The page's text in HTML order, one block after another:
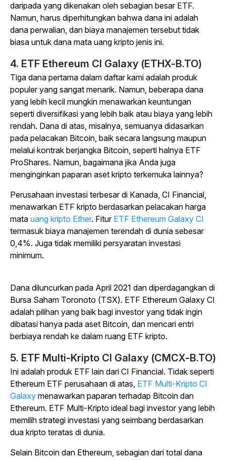
daripada yang dikenakan oleh sebagian besar ETF.
Namun, harus diperhitungkan bahwa dana ini adalah
dana perwalian, dan biaya manajemen tersebut tidak
biasa untuk dana mata uang kripto jenis ini.
4. ETF Ethereum CI Galaxy (ETHX-B.TO)
Tiga dana pertama dalam daftar kami adalah produk
populer yang sangat menarik. Namun, beberapa dana
yang lebih kecil mungkin menawarkan keuntungan
seperti diversifikasi yang lebih baik atau biaya yang lebih
rendah. Dana di atas, misalnya, semuanya didasarkan
pada pelacakan Bitcoin, baik secara langsung maupun
melalui kontrak berjangka Bitcoin, seperti halnya ETF
ProShares. Namun, bagaimana jika Anda juga
menginginkan paparan aset kripto terkemuka lainnya?
Perusahaan investasi terbesar di Kanada, CI Financial,
menawarkan ETF kripto berdasarkan pelacakan harga
mata uang kripto Ether. Fitur ETF Ethereum Galaxy CI
termasuk biaya manajemen terendah di dunia sebesar
0,4%. Juga tidak memiliki persyaratan investasi
minimum.
Dana diluncurkan pada April 2021 dan diperdagangkan di
Bursa Saham Toronoto (TSX). ETF Ethereum Galaxy CI
adalah pilihan yang baik bagi investor yang tidak ingin
dibatasi hanya pada aset Bitcoin, dan mencari entri
berbiaya rendah ke dalam ruang ETF kripto.
5. ETF Multi-Kripto CI Galaxy (CMCX-B.TO)
Ini adalah produk ETF lain dari CI Financial. Tidak seperti
Ethereum ETF perusahaan di atas, ETF Multi-Kripto CI
Galaxy menawarkan paparan terhadap Bitcoin dan
Ethereum. ETF Multi-Kripto ideal bagi investor yang lebih
memilih strategi investasi yang seimbang berdasarkan
dua kripto teratas di dunia.
Selain Bitcoin dan Ethereum, sebagian dari total dana